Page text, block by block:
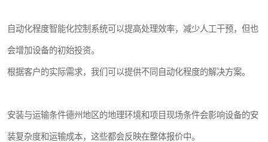
自动化程度智能化控制系统可以提高处理效率，减少人工干预，但也
会增加设备的初始投资。
根据客户的实际需求，我们可以提供不同自动化程度的解决方案。
安装与运输条件德州地区的地理环境和项目现场条件会影响设备的安
装复杂度和运输成本，这些都会反映在整体报价中。